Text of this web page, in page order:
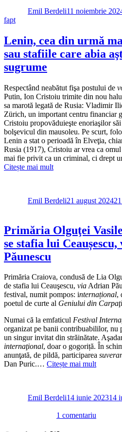
Emil Berdeli11 noiembrie
fapt
Lenin, cea din urmă
sau stafiile care abia
sugrume
Respectând neabătut fişa postului de
Putin, Ion Cristoiu trimite din nou
sa marotă legată de Rusia: Vladimir
Zürich, un important centru financiar
Cristoiu propovăduieşte enoriaşilor
bolşevicul din mausoleu. Pe scurt,
Lenin a stat o perioadă în Elveţia,
Rusia (1917), Cristoiu ar vrea ca
mai fie privit ca un criminal, ci drept
Citește mai mult
Emil Berdeli21 august 2024
Primăria Olguţei
se stafia lui
Păunescu
Primăria Craiova, condusă de Lia
de stafia lui Ceauşescu, viaAdrian
festival, numit pompos: internațional,
poetul de curte al Geniului din Carpaţi
Numai că la emfaticul Festival
organizat pe banii contribuabililor, nu
un singur invitat din străinătate.
internaţional, doar o gogoriță. În
anunţată, de pildă, participarea
Dan Puric.… Citește mai mult
Emil Berdeli14 iunie 202314
1 comentariu